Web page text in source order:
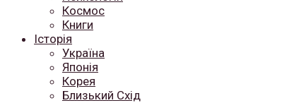
Космос
Книги
Історія
Україна
Японія
Корея
Близький Схід